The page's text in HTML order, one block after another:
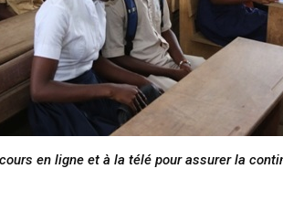
en ligne et à la télé pour assurer la